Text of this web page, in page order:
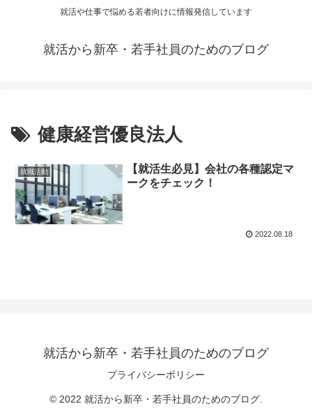
就活や仕事で悩める若者向けに情報発信しています
就活から新卒・若手社員のためのブログ
健康経営優良法人
就職活動
【就活生必見】会社の各種認定マ
ークをチェック！
2022.08.18
就活から新卒・若手社員のためのブログ
プライバシーポリシー
© 2022 就活から新卒・若手社員のためのブログ.